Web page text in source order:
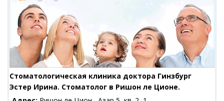
Стоматологическая клиника доктора Гинзбург
Эстер Ирина. Стоматолог в Ришон ле Ционе.